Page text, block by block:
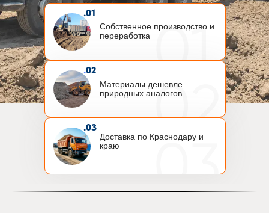
Собственное производство и
переработка
Материалы дешевле
природных аналогов
Доставка по Краснодару и
краю
.01
.02
.03